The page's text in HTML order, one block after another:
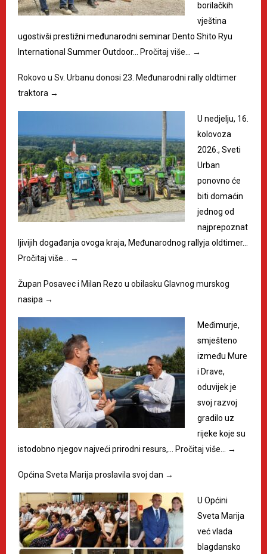
borilačkih
vještina
ugostivši prestižni međunarodni seminar Dento Shito Ryu
International Summer Outdoor… Pročitaj više… →
Rokovo u Sv. Urbanu donosi 23. Međunarodni rally oldtimer
traktora →
U nedjelju, 16.
kolovoza
2026., Sveti
Urban
ponovno će
biti domaćin
jednog od
najprepoznat
ljivijih događanja ovoga kraja, Međunarodnog rallyja oldtimer…
Pročitaj više… →
Župan Posavec i Milan Rezo u obilasku Glavnog murskog
nasipa →
Međimurje,
smješteno
između Mure
i Drave,
oduvijek je
svoj razvoj
gradilo uz
rijeke koje su
istodobno njegov najveći prirodni resurs,… Pročitaj više… →
Općina Sveta Marija proslavila svoj dan →
U Općini
Sveta Marija
već vlada
blagdansko